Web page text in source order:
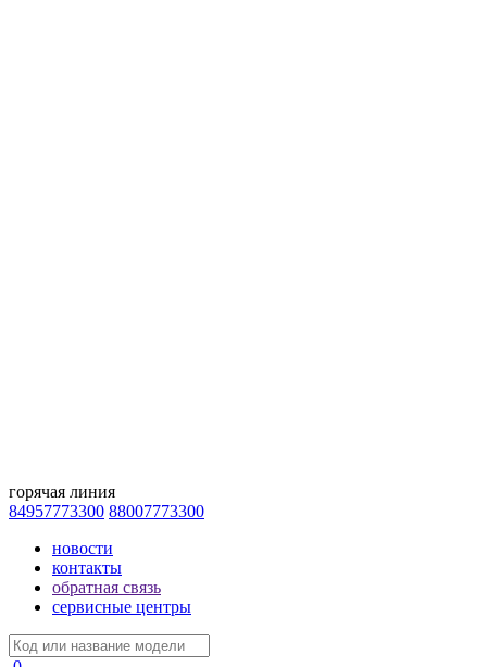
горячая линия
84957773300 88007773300
новости
контакты
обратная связь
сервисные центры